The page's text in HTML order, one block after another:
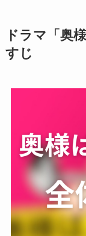
ドラマ「奥
すじ